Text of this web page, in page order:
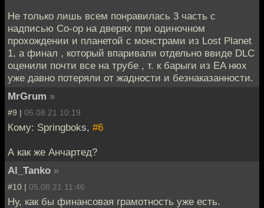
Не только лишь всем понравилась 3 часть с
надписью Co-op на дверях при одиночном
прохождении и планетой с монстрами из Lost Planet
1, а финал , который впаривали отдельно ввиде DLC
оценили почти все на трубе , т. к барыги из EA нюх
уже давно потеряли от жадности и безнаказанности.
MrGrum »
#9 | 05.08.21 10:19
Кому: Springboks, #6
А как же Анчартед?
Al_Tanko »
#10 | 05.08.21 11:46
Ну, как бы финансовая грамотность уже есть.